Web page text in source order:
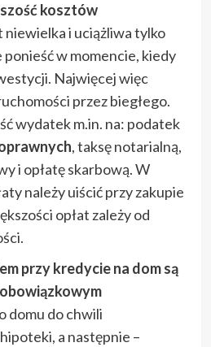
kosztów
niewielka i uciążliwa tylko
ponieść w momencie, kiedy
Najwięcej więc
przez biegłego.
wydatek m.in. na: podatek
, taksę notarialną,
i opłatę skarbową. W
należy uiścić przy zakupie
opłat zależy od
przy kredycie na dom są
domu do chwili
a następnie –